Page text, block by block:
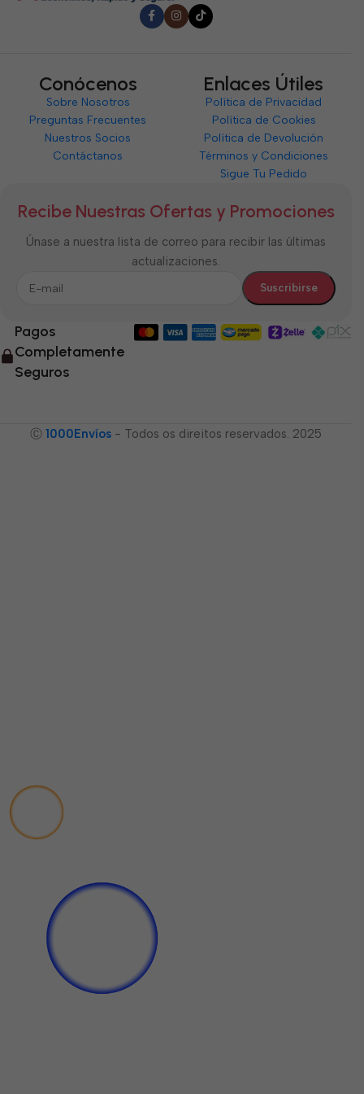
Conócenos
Sobre Nosotros
Preguntas Frecuentes
Nuestros Socios
Contáctanos
Enlaces Útiles
Política de Privacidad
Política de Cookies
Política de Devolución
Términos y Condiciones
Sigue Tu Pedido
Recibe Nuestras Ofertas y Promociones
Únase a nuestra lista de correo para recibir las últimas
actualizaciones.
Pagos
Completamente
Seguros
Ⓒ 1000Envíos - Todos os direitos reservados. 2025